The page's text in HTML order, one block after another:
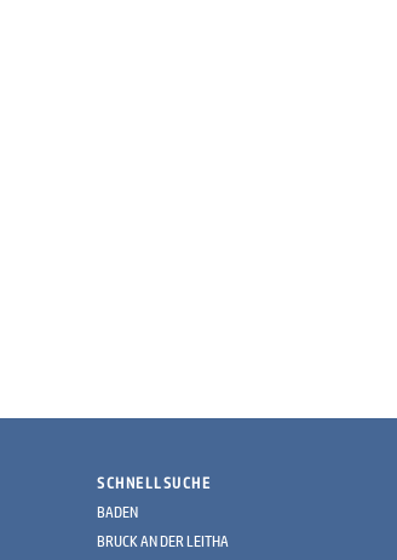
SCHNELLSUCHE
BADEN
BRUCK AN DER LEITHA